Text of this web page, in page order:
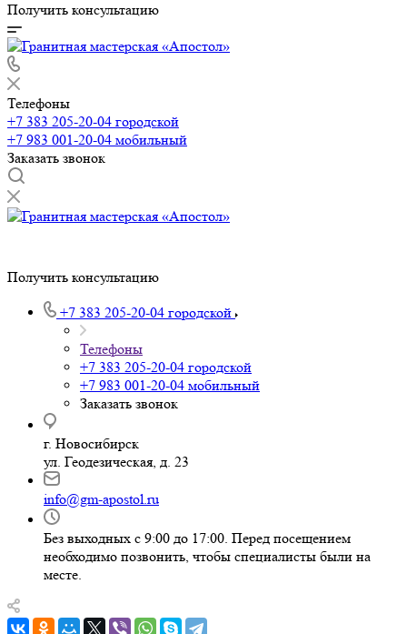
Получить консультацию
Телефоны
+7 383 205-20-04 городской
+7 983 001-20-04 мобильный
Заказать звонок
Получить консультацию
+7 383 205-20-04 городской
Телефоны
+7 383 205-20-04 городской
+7 983 001-20-04 мобильный
Заказать звонок
г. Новосибирск
ул. Геодезическая, д. 23
info@gm-apostol.ru
Без выходных с 9:00 до 17:00. Перед посещением
необходимо позвонить, чтобы специалисты были на
месте.